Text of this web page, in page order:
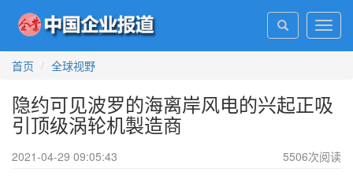
首页
全球视野
隐约可见波罗的海离岸风电的兴起正吸
引顶级涡轮机製造商
2021-04-29 09:05:43 5506次阅读